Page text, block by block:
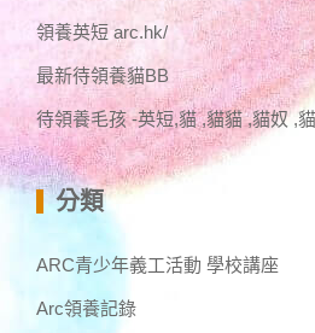
領養英短 arc.hk/
最新待領養貓BB
待領養毛孩 -英短,貓 ,貓貓 ,貓奴 ,
分類
ARC青少年義工活動 學校講座
Arc領養記錄